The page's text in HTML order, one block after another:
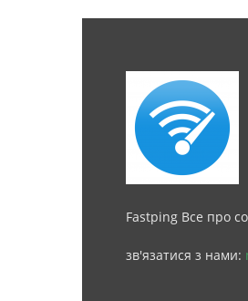
Fastping Все про
зв'язатися з нами: